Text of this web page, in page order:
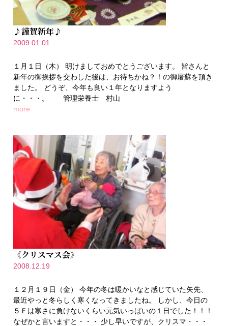
♪謹賀新年♪
2009.01.01
１月１日（木） 明けましておめでとうございます。 皆さんと
新年の御挨拶を交わした後は、お待ちかね？！の御屠蘇を頂き
ました。 どうぞ、今年も良い１年となりますよう
に・・・。 管理栄養士 村山
more
《クリスマス会》
2008.12.19
１２月１９日（金） 今年の冬は暖かいなと感じていた矢先、
最近やっと冬らしく寒くなってきましたね。 しかし、今日の
５Ｆは寒さに負けないくらい元気いっぱいの１日でした！！！
なぜかと言いますと・・・ 少し早いですが、クリスマ・・・